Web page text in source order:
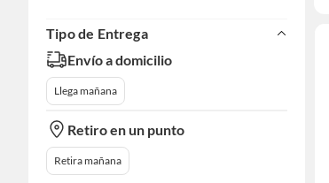
Tipo de Entrega
Envío a domicilio
Llega mañana
Retiro en un punto
Retira mañana